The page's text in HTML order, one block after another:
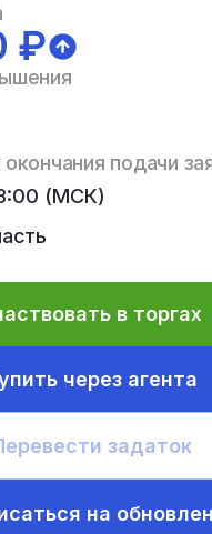
₽
подачи
(МСК)
в торгах
через агента
задаток
на